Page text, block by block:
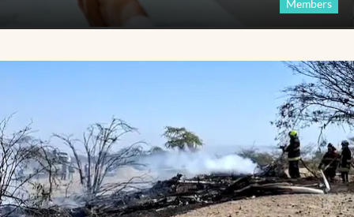
Members